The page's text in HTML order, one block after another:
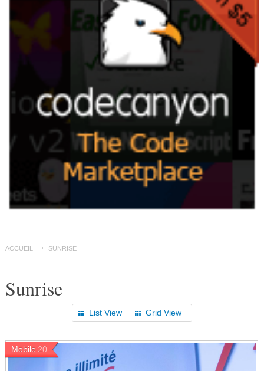
ACCUEIL SUNRISE
Sunrise
List View Grid View
Mobile 20